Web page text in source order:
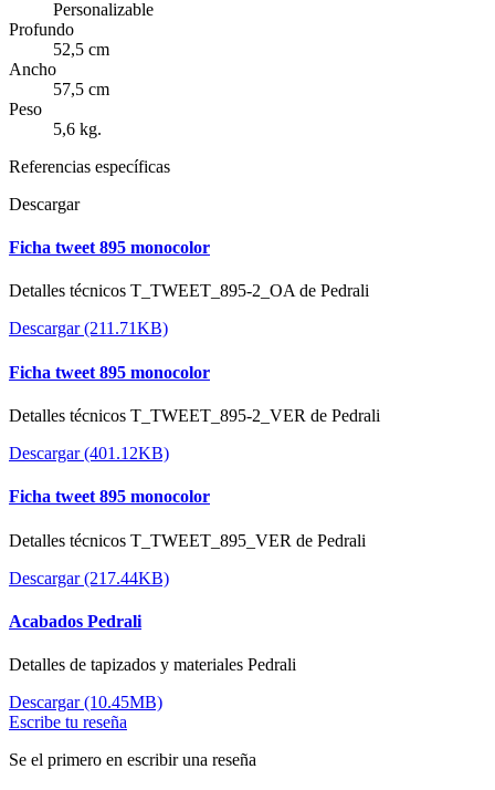
Personalizable
Profundo
52,5 cm
Ancho
57,5 cm
Peso
5,6 kg.
Referencias específicas
Descargar
Ficha tweet 895 monocolor
Detalles técnicos T_TWEET_895-2_OA de Pedrali
Descargar (211.71KB)
Ficha tweet 895 monocolor
Detalles técnicos T_TWEET_895-2_VER de Pedrali
Descargar (401.12KB)
Ficha tweet 895 monocolor
Detalles técnicos T_TWEET_895_VER de Pedrali
Descargar (217.44KB)
Acabados Pedrali
Detalles de tapizados y materiales Pedrali
Descargar (10.45MB)
Escribe tu reseña
Se el primero en escribir una reseña